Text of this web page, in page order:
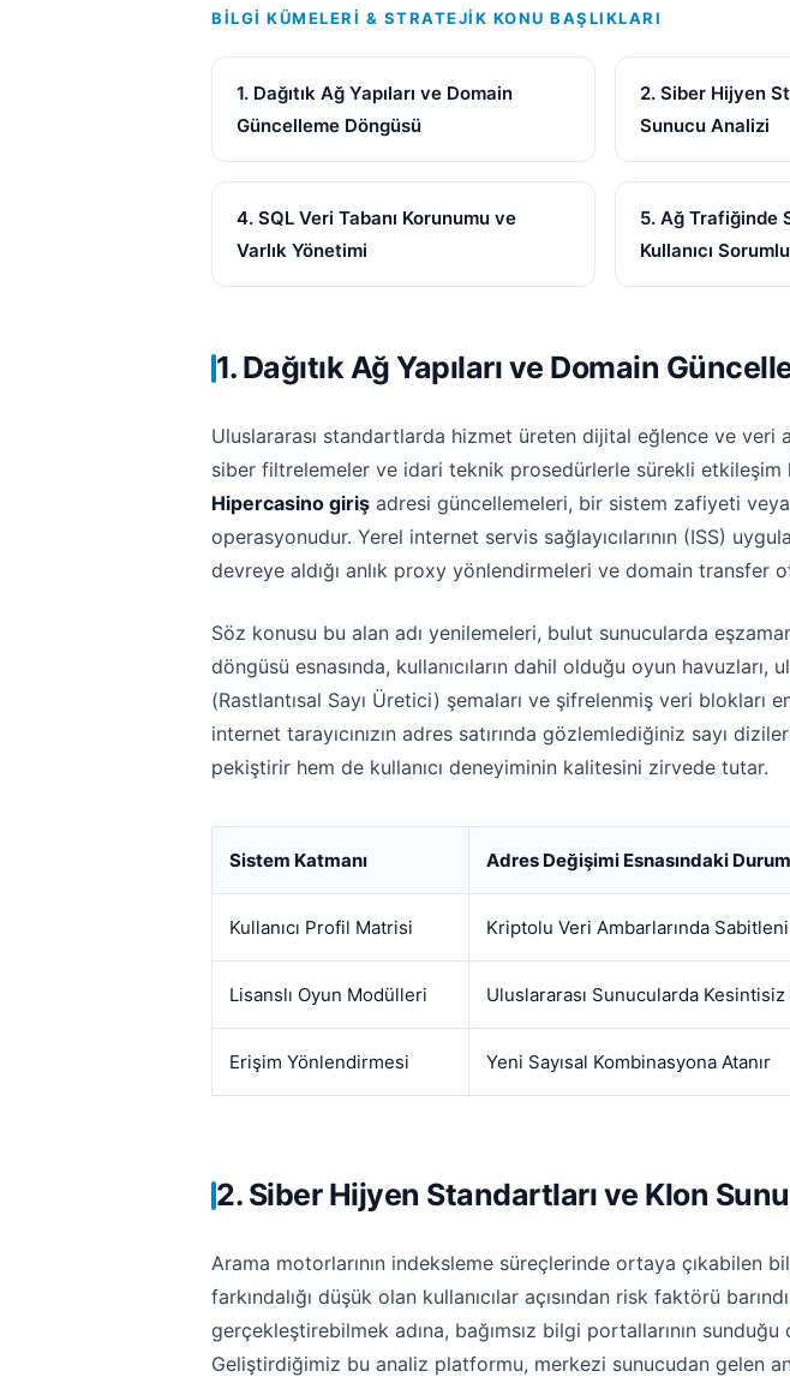
BILGI KÜMELERI & STRATEJIK KONU BAŞLIKLARI
1. Dağıtık Ağ Yapıları ve Domain
Güncelleme Döngüsü
2. Siber Hijyen
Sunucu Analizi
4. SQL Veri Tabanı Korunumu ve
Varlık Yönetimi
5. Ağ Trafiğinde
Kullanıcı
1. Dağıtık Ağ Yapıları ve Domain
Uluslararası standartlarda hizmet üreten dijital eğlence ve
siber filtrelemeler ve idari teknik prosedürlerle sürekli
Hipercasino giriş adresi güncellemeleri, bir sistem zafiyeti
operasyonudur. Yerel internet servis sağlayıcılarının (ISS)
devreye aldığı anlık proxy yönlendirmeleri ve domain transfer
Söz konusu bu alan adı yenilemeleri, bulut sunucularda
döngüsü esnasında, kullanıcıların dahil olduğu oyun havuzları,
(Rastlantısal Sayı Üretici) şemaları ve şifrelenmiş veri
internet tarayıcınızın adres satırında gözlemlediğiniz sayı
pekiştirir hem de kullanıcı deneyiminin kalitesini zirvede tutar.
Sistem Katmanı Adres Değişimi Esnasındaki
Kullanıcı Profil Matrisi Kriptolu Veri Ambarlarında
Lisanslı Oyun Modülleri Uluslararası Sunucularda
Erişim Yönlendirmesi Yeni Sayısal Kombinasyona Atanır
2. Siber Hijyen Standartları ve Klon
Arama motorlarının indeksleme süreçlerinde ortaya çıkabilen
farkındalığı düşük olan kullanıcılar açısından risk faktörü
gerçekleştirebilmek adına, bağımsız bilgi portallarının
Geliştirdiğimiz bu analiz platformu, merkezi sunucudan gelen